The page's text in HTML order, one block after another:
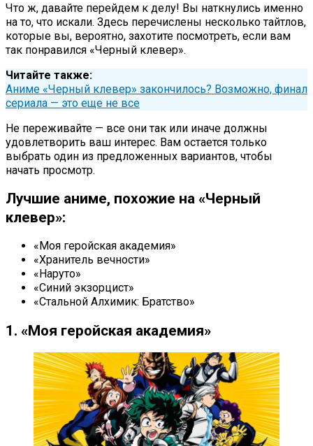
Что ж, давайте перейдем к делу! Вы наткнулись именно
на то, что искали. Здесь перечислены несколько тайтлов,
которые вы, вероятно, захотите посмотреть, если вам
так понравился «Черный клевер».
Читайте также:
Аниме «Черный клевер» закончилось? Возможно, финал
сериала — это еще не все
Не переживайте — все они так или иначе должны
удовлетворить ваш интерес. Вам остается только
выбрать один из предложенных вариантов, чтобы
начать просмотр.
Лучшие аниме, похожие на «Черный
клевер»:
«Моя геройская академия»
«Хранитель вечности»
«Наруто»
«Синий экзорцист»
«Стальной Алхимик: Братство»
1. «Моя геройская академия»